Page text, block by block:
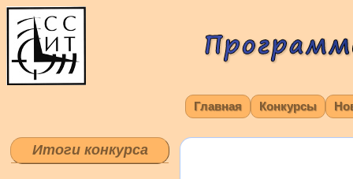
Главная Конкурсы
Итоги конкурса